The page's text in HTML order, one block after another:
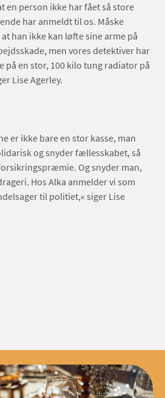
en person ikke har fået så store
har anmeldt til os. Måske
han ikke kan løfte sine arme på
men vores detektiver har
på en stor, 100 kilo tung radiator på
Lise Agerley.
er ikke bare en stor kasse, man
og snyder fællesskabet, så
Og snyder man,
Hos Alka anmelder vi som
til politiet,« siger Lise